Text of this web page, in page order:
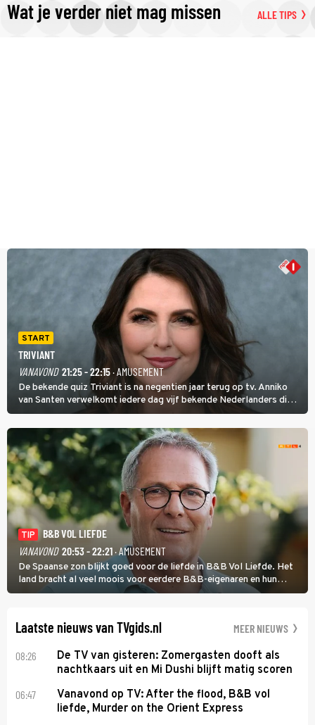
Wat je verder niet mag missen ALLE TIPS
START
TRIVIANT
VANAVOND 21:25 - 22:15· AMUSEMENT
De bekende quiz Triviant is na negentien jaar terug op tv. Anniko
van Santen verwelkomt iedere dag vijf bekende Nederlanders die
vragen beantwoorden in verschillende categorieën. De beste
speler gaat direct door naar de finaleweek.
TIP
B&B VOL LIEFDE
VANAVOND 20:53 - 22:21· AMUSEMENT
De Spaanse zon blijkt goed voor de liefde in B&B Vol Liefde. Het
land bracht al veel moois voor eerdere B&B-eigenaren en hun
partners. Ook Paul runt zijn gastenverblijf in Spanje. De 62-jarige
Laatste nieuws van TVgids.nl MEER NIEUWS
08:26
De TV van gisteren: Zomergasten dooft als
nachtkaars uit en Mi Dushi blijft matig scoren
06:47
Vanavond op TV: After the flood, B&B vol
liefde, Murder on the Orient Express